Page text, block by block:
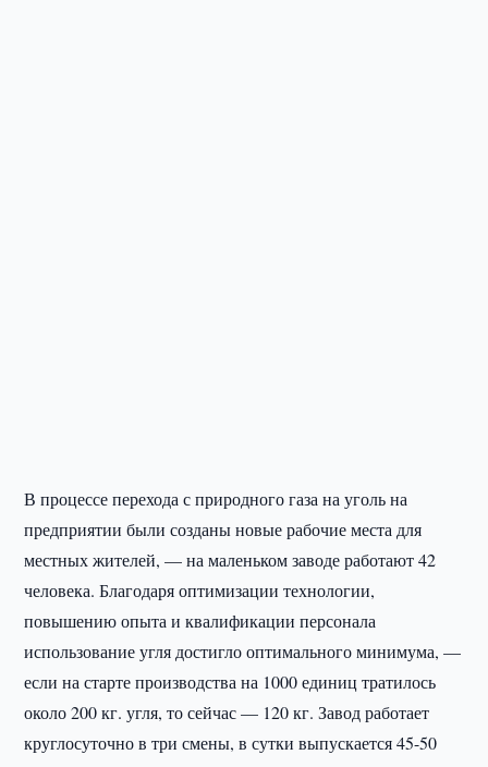
В процессе перехода с природного газа на уголь на
предприятии были созданы новые рабочие места для
местных жителей, — на маленьком заводе работают 42
человека. Благодаря оптимизации технологии,
повышению опыта и квалификации персонала
использование угля достигло оптимального минимума, —
если на старте производства на 1000 единиц тратилось
около 200 кг. угля, то сейчас — 120 кг. Завод работает
круглосуточно в три смены, в сутки выпускается 45-50